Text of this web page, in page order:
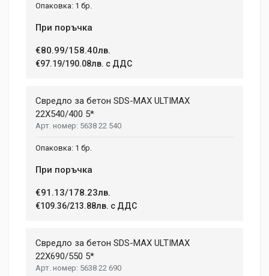
1 бр.
При поръчка
€80.99/158.40лв.
€97.19/190.08лв. с ДДС
Свредло за бетон SDS-MAX ULTIMAX
22X540/400 5*
5638 22 540
1 бр.
При поръчка
€91.13/178.23лв.
€109.36/213.88лв. с ДДС
Свредло за бетон SDS-MAX ULTIMAX
22X690/550 5*
5638 22 690